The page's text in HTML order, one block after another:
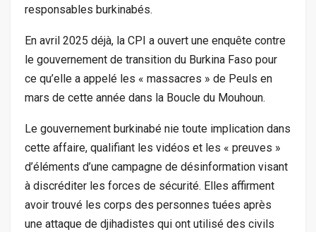
responsables burkinabés.
En avril 2025 déjà, la CPI a ouvert une enquête contre
le gouvernement de transition du Burkina Faso pour
ce qu’elle a appelé les « massacres » de Peuls en
mars de cette année dans la Boucle du Mouhoun.
Le gouvernement burkinabé nie toute implication dans
cette affaire, qualifiant les vidéos et les « preuves »
d’éléments d’une campagne de désinformation visant
à discréditer les forces de sécurité. Elles affirment
avoir trouvé les corps des personnes tuées après
une attaque de djihadistes qui ont utilisé des civils